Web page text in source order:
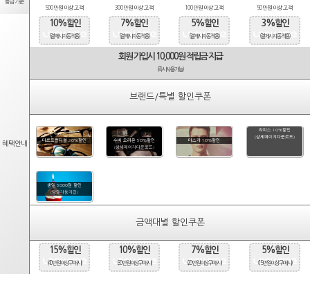
등급기준
500만원 이상 고객
300만원 이상 고객 100만원 이상 고객 50만원 이상 고객
혜택안내
10%할인
(결제시 자동적용)
7%할인
(결제시 자동적용)
5%할인
(결제시 자동적용)
3%할인
(결제시 자동적용)
회원 가입시 10,000원 적립금 지급
(즉시사용가능)
브랜드/특별 할인쿠폰
타르트옵티컬 20%할인
수비 오리온 50%할인
(상세페이지다운로드)
마스카 10%할인
라피스 10%할인
(상세페이지다운로드)
생일 5000원 할인
(당일자동지급)
금액대별 할인쿠폰
15%할인
(40만원 이상 구매시)
10%할인
(30만원 이상 구매시)
7%할인
(20만원 이상 구매시)
5%할인
(15만원 이상 구매시)